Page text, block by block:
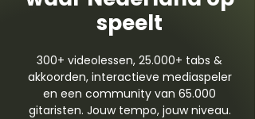
speelt
300+ videolessen, 25.000+ tabs &
akkoorden, interactieve mediaspeler
en een community van 65.000
gitaristen. Jouw tempo, jouw niveau.